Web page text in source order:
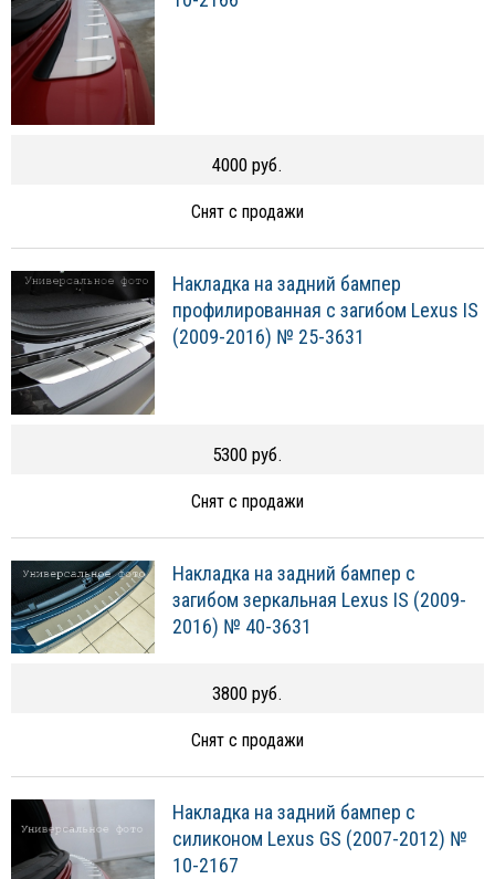
4000 руб.
Снят с продажи
Накладка на задний бампер
профилированная с загибом Lexus IS
(2009-2016) № 25-3631
5300 руб.
Снят с продажи
Накладка на задний бампер с
загибом зеркальная Lexus IS (2009-
2016) № 40-3631
3800 руб.
Снят с продажи
Накладка на задний бампер с
силиконом Lexus GS (2007-2012) №
10-2167